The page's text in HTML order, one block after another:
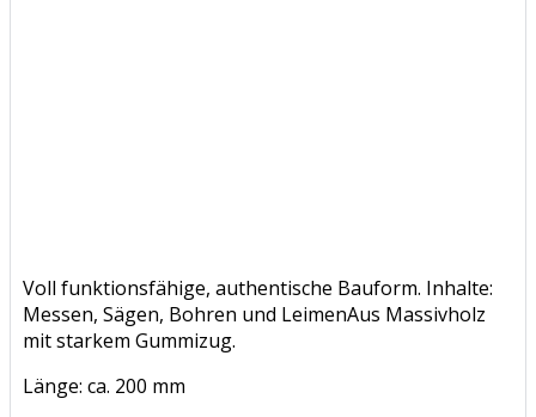
Voll funktionsfähige, authentische Bauform. Inhalte:
Messen, Sägen, Bohren und LeimenAus Massivholz
mit starkem Gummizug.
Länge: ca. 200 mm